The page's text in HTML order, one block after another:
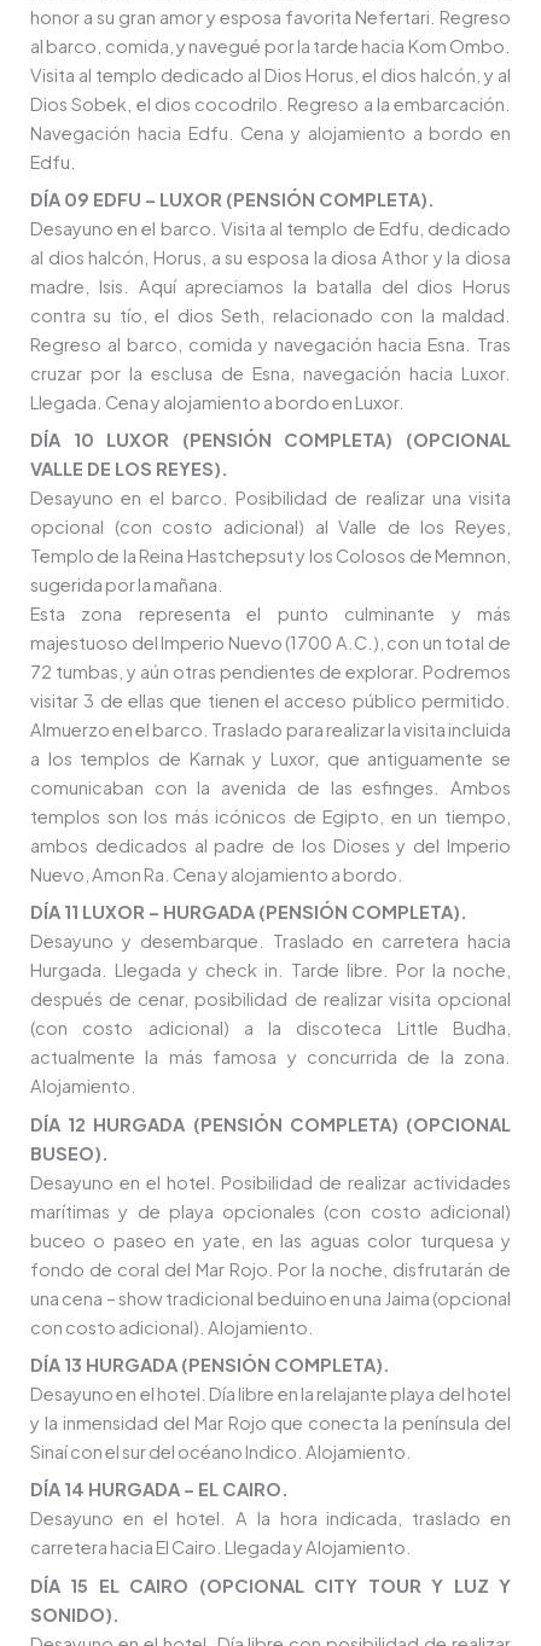
honor a su gran amor y esposa favorita Nefertari. Regreso
al barco, comida, y navegué por la tarde hacia Kom Ombo.
Visita al templo dedicado al Dios Horus, el dios halcón, y al
Dios Sobek, el dios cocodrilo. Regreso a la embarcación.
Navegación hacia Edfu. Cena y alojamiento a bordo en
Edfu.
DÍA 09 EDFU – LUXOR (PENSIÓN COMPLETA).
Desayuno en el barco. Visita al templo de Edfu, dedicado
al dios halcón, Horus, a su esposa la diosa Athor y la diosa
madre, Isis. Aquí apreciamos la batalla del dios Horus
contra su tío, el dios Seth, relacionado con la maldad.
Regreso al barco, comida y navegación hacia Esna. Tras
cruzar por la esclusa de Esna, navegación hacia Luxor.
Llegada. Cena y alojamiento a bordo en Luxor.
DÍA 10 LUXOR (PENSIÓN COMPLETA) (OPCIONAL
VALLE DE LOS REYES).
Desayuno en el barco. Posibilidad de realizar una visita
opcional (con costo adicional) al Valle de los Reyes,
Templo de la Reina Hastchepsut y los Colosos de Memnon,
sugerida por la mañana.
Esta zona representa el punto culminante y más
majestuoso del Imperio Nuevo (1700 A.C.), con un total de
72 tumbas, y aún otras pendientes de explorar. Podremos
visitar 3 de ellas que tienen el acceso público permitido.
Almuerzo en el barco. Traslado para realizar la visita incluida
a los templos de Karnak y Luxor, que antiguamente se
comunicaban con la avenida de las esfinges. Ambos
templos son los más icónicos de Egipto, en un tiempo,
ambos dedicados al padre de los Dioses y del Imperio
Nuevo, Amon Ra. Cena y alojamiento a bordo.
DÍA 11 LUXOR – HURGADA (PENSIÓN COMPLETA).
Desayuno y desembarque. Traslado en carretera hacia
Hurgada. Llegada y check in. Tarde libre. Por la noche,
después de cenar, posibilidad de realizar visita opcional
(con costo adicional) a la discoteca Little Budha,
actualmente la más famosa y concurrida de la zona.
Alojamiento.
DÍA 12 HURGADA (PENSIÓN COMPLETA) (OPCIONAL
BUSEO).
Desayuno en el hotel. Posibilidad de realizar actividades
marítimas y de playa opcionales (con costo adicional)
buceo o paseo en yate, en las aguas color turquesa y
fondo de coral del Mar Rojo. Por la noche, disfrutarán de
una cena – show tradicional beduino en una Jaima (opcional
con costo adicional). Alojamiento.
DÍA 13 HURGADA (PENSIÓN COMPLETA).
Desayuno en el hotel. Día libre en la relajante playa del hotel
y la inmensidad del Mar Rojo que conecta la península del
Sinaí con el sur del océano Indico. Alojamiento.
DÍA 14 HURGADA – EL CAIRO.
Desayuno en el hotel. A la hora indicada, traslado en
carretera hacia El Cairo. Llegada y Alojamiento.
DÍA 15 EL CAIRO (OPCIONAL CITY TOUR Y LUZ Y
SONIDO).